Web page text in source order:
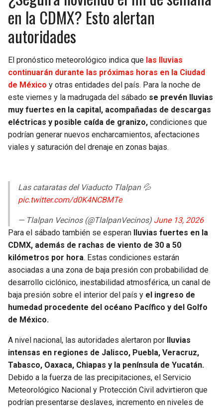
en la CDMX? Esto alertan
autoridades
El pronóstico meteorológico indica que las lluvias
continuarán durante las próximas horas en la Ciudad
de México y otras entidades del país. Para la noche de
este viernes y la madrugada del sábado se prevén lluvias
muy fuertes en la capital, acompañadas de descargas
eléctricas y posible caída de granizo, condiciones que
podrían generar nuevos encharcamientos, afectaciones
viales y saturación del drenaje en zonas bajas.
Las cataratas del Viaducto Tlalpan 💦
pic.twitter.com/d0K4NCBMTe
— Tlalpan Vecinos (@TlalpanVecinos) June 13, 2026
Para el sábado también se esperan lluvias fuertes en la
CDMX, además de rachas de viento de 30 a 50
kilómetros por hora. Estas condiciones estarán
asociadas a una zona de baja presión con probabilidad de
desarrollo ciclónico, inestabilidad atmosférica, un canal de
baja presión sobre el interior del país y el ingreso de
humedad procedente del océano Pacífico y del Golfo
de México.
A nivel nacional, las autoridades alertaron por
lluvias
intensas en regiones de Jalisco, Puebla, Veracruz,
Tabasco, Oaxaca, Chiapas y la península de Yucatán.
Debido a la fuerza de las precipitaciones, el Servicio
Meteorológico Nacional y Protección Civil advirtieron que
podrían presentarse deslaves, incremento en niveles de